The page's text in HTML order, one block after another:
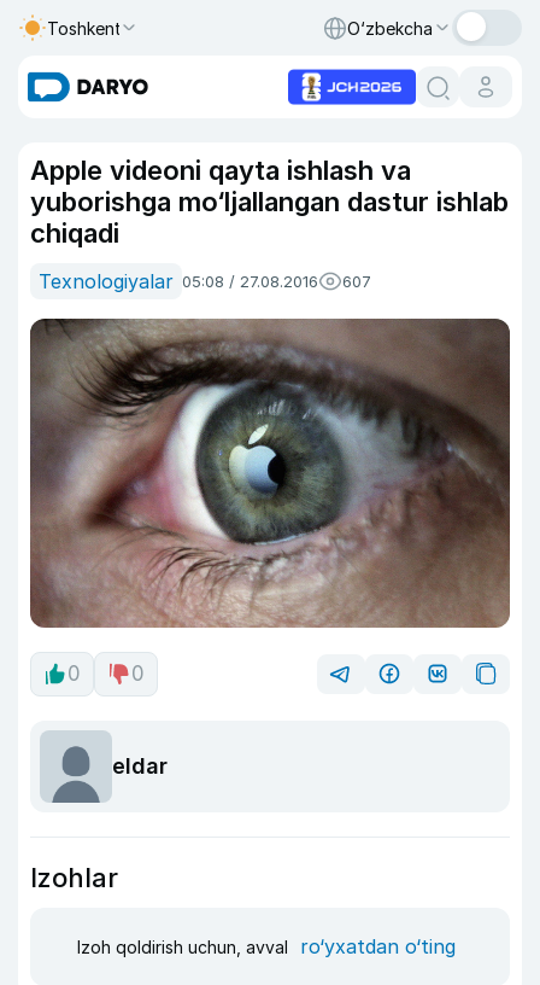
Toshkent O‘zbekcha
Apple videoni qayta ishlash va
yuborishga mo‘ljallangan dastur ishlab
chiqadi
Texnologiyalar 05:08 / 27.08.2016 607
0 0
eldar
Izohlar
Izoh qoldirish uchun, avval ro‘yxatdan o‘ting